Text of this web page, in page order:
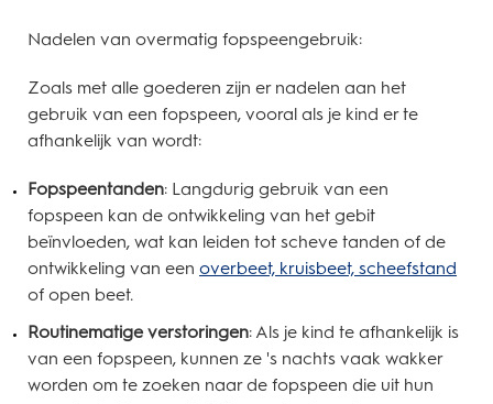
Nadelen van overmatig fopspeengebruik:
Zoals met alle goederen zijn er nadelen aan het
gebruik van een fopspeen, vooral als je kind er te
afhankelijk van wordt:
Fopspeentanden: Langdurig gebruik van een
fopspeen kan de ontwikkeling van het gebit
beïnvloeden, wat kan leiden tot scheve tanden of de
ontwikkeling van een overbeet, kruisbeet, scheefstand
of open beet.
Routinematige verstoringen: Als je kind te afhankelijk is
van een fopspeen, kunnen ze 's nachts vaak wakker
worden om te zoeken naar de fopspeen die uit hun